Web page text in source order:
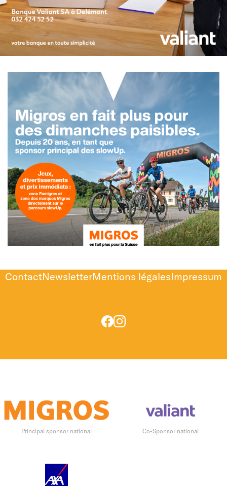
ContactNewsletterMentions légalesImpressum
Principal sponsor national Co-Sponsor national